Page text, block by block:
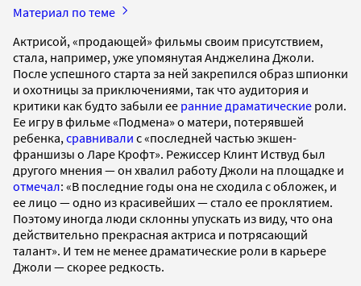
Материал по теме
Актрисой, «продающей» фильмы своим присутствием,
стала, например, уже упомянутая Анджелина Джоли.
После успешного старта за ней закрепился образ шпионки
и охотницы за приключениями, так что аудитория и
критики как будто забыли ее ранние драматические роли.
Ее игру в фильме «Подмена» о матери, потерявшей
ребенка, сравнивали с «последней частью экшен-
франшизы о Ларе Крофт». Режиссер Клинт Иствуд был
другого мнения — он хвалил работу Джоли на площадке и
отмечал: «В последние годы она не сходила с обложек, и
ее лицо — одно из красивейших — стало ее проклятием.
Поэтому иногда люди склонны упускать из виду, что она
действительно прекрасная актриса и потрясающий
талант». И тем не менее драматические роли в карьере
Джоли — скорее редкость.